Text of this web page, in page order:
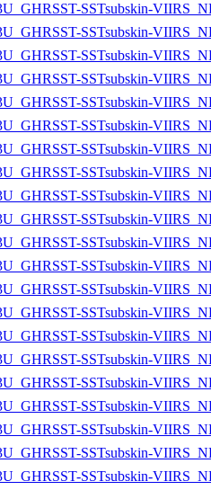
SSTsubskin-
SSTsubskin-
SSTsubskin-
SSTsubskin-
SSTsubskin-
SSTsubskin-
SSTsubskin-
SSTsubskin-
SSTsubskin-
SSTsubskin-
SSTsubskin-
SSTsubskin-
SSTsubskin-
SSTsubskin-
SSTsubskin-
SSTsubskin-
SSTsubskin-
SSTsubskin-
SSTsubskin-
SSTsubskin-
SSTsubskin-